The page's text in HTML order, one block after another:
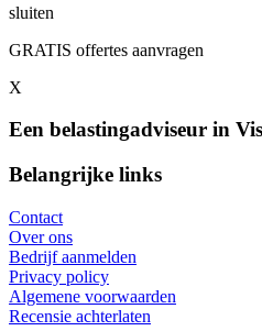
sluiten
GRATIS offertes aanvragen
X
Een belastingadviseur in
Belangrijke links
Contact
Over ons
Bedrijf aanmelden
Privacy policy
Algemene voorwaarden
Recensie achterlaten